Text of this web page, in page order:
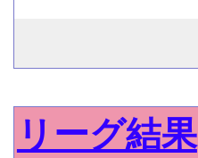
リーグ結果